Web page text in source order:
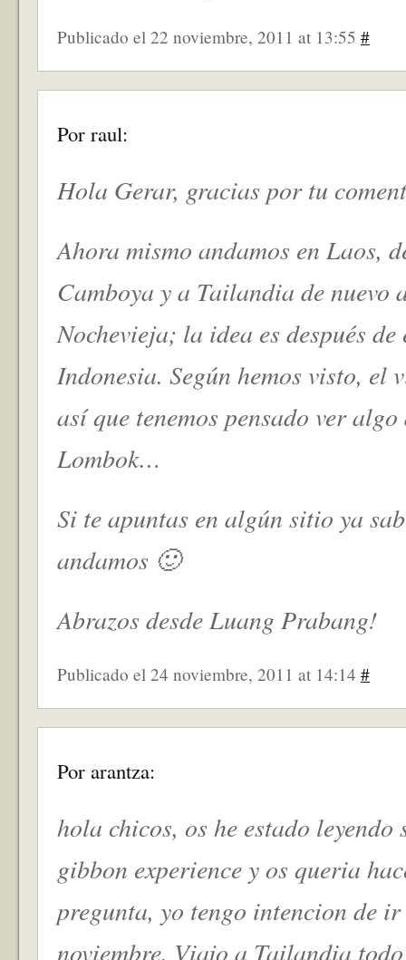
Publicado el 22 noviembre, 2011 at 13:55 #
Por raul:
Hola Gerar, gracias por tu
Ahora mismo andamos en Laos,
Camboya y a Tailandia de nuevo
Nochevieja; la idea es después
Indonesia. Según hemos visto, el
así que tenemos pensado ver
Lombok…
Si te apuntas en algún sitio ya
andamos 🙂
Abrazos desde Luang Prabang!
Publicado el 24 noviembre, 2011 at 14:14 #
Por arantza:
hola chicos, os he estado leyendo
gibbon experience y os queria
pregunta, yo tengo intencion de
noviembre. Viajo a Tailandia